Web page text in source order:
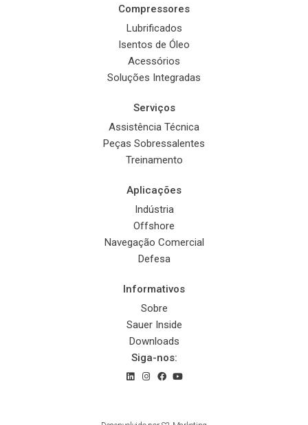
Compressores
Lubrificados
Isentos de Óleo
Acessórios
Soluções Integradas
Serviços
Assistência Técnica
Peças Sobressalentes
Treinamento
Aplicações
Indústria
Offshore
Navegação Comercial
Defesa
Informativos
Sobre
Sauer Inside
Downloads
Siga-nos: